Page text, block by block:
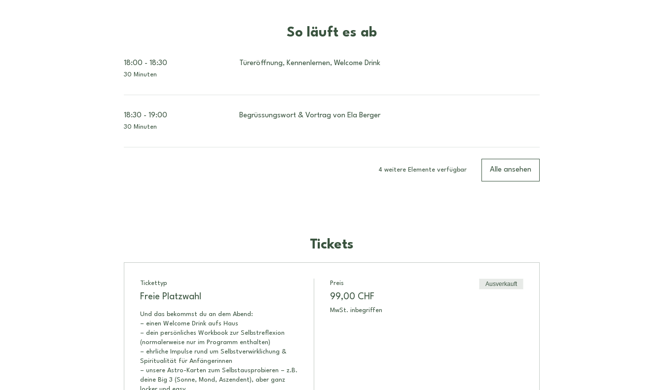
So läuft es ab
18:00 - 18:30
30 Minuten
Türeröffnung, Kennenlernen, Welcome Drink
18:30 - 19:00
30 Minuten
Begrüssungswort & Vortrag von Ela Berger
4 weitere Elemente verfügbar Alle ansehen
Tickets
Tickettyp
Freie Platzwahl
Und das bekommst du an dem Abend:
– einen Welcome Drink aufs Haus
– dein persönliches Workbook zur Selbstreflexion
(normalerweise nur im Programm enthalten)
– ehrliche Impulse rund um Selbstverwirklichung &
Spiritualität für Anfängerinnen
– unsere Astro-Karten zum Selbstausprobieren – z.B.
deine Big 3 (Sonne, Mond, Aszendent), aber ganz
Preis
99,00 CHF
MwSt. inbegriffen
Ausverkauft